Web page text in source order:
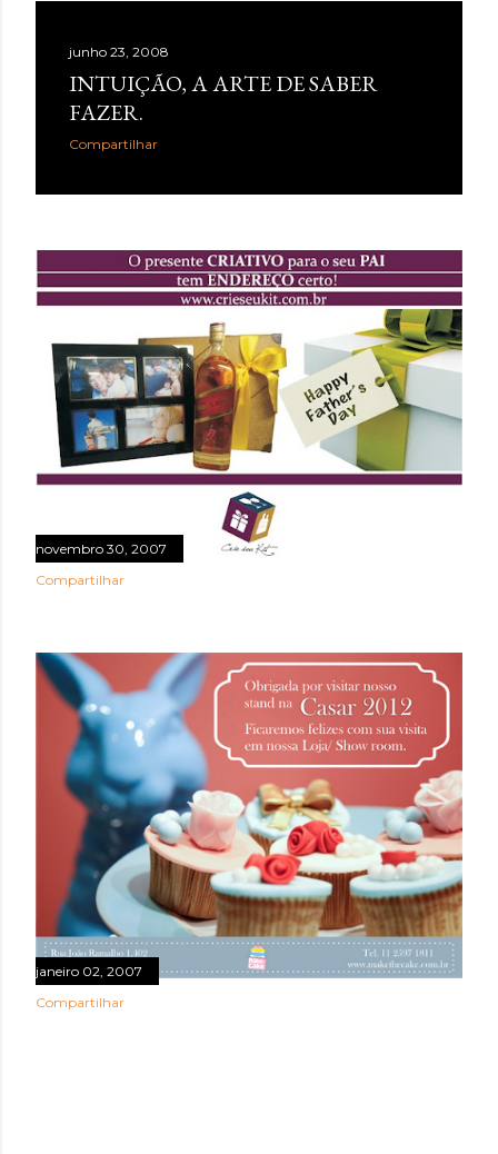
junho 23, 2008
INTUIÇÃO, A ARTE DE SABER
FAZER.
Compartilhar
novembro 30, 2007
Compartilhar
janeiro 02, 2007
Compartilhar